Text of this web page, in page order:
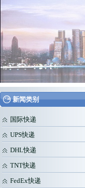
新闻类别
国际快递
UPS快递
DHL快递
TNT快递
FedEx快递